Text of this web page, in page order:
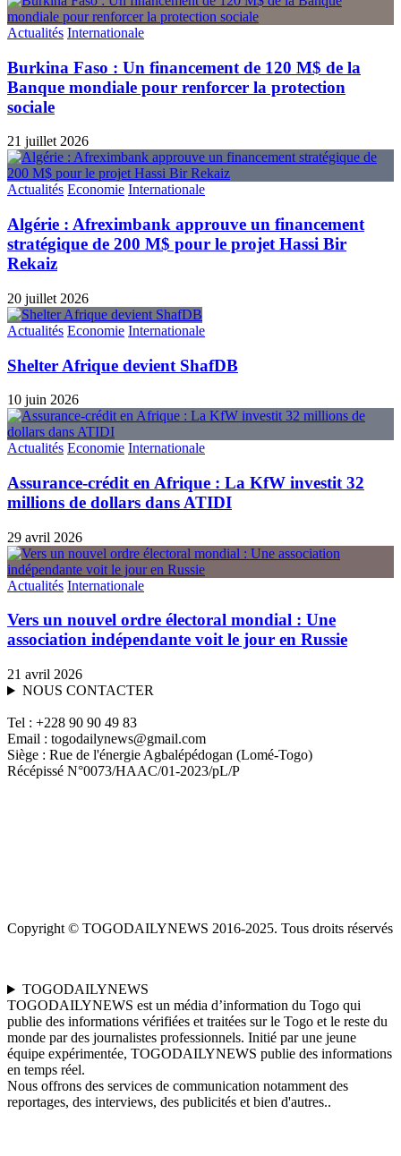
Actualités Internationale
Burkina Faso : Un financement de 120 M$ de la
Banque mondiale pour renforcer la protection
sociale
21 juillet 2026
Actualités Economie Internationale
Algérie : Afreximbank approuve un financement
stratégique de 200 M$ pour le projet Hassi Bir
Rekaiz
20 juillet 2026
Actualités Economie Internationale
Shelter Afrique devient ShafDB
10 juin 2026
Actualités Economie Internationale
Assurance-crédit en Afrique : La KfW investit 32
millions de dollars dans ATIDI
29 avril 2026
Actualités Internationale
Vers un nouvel ordre électoral mondial : Une
association indépendante voit le jour en Russie
21 avril 2026
NOUS CONTACTER
Tel : +228 90 90 49 83
Email : togodailynews@gmail.com
Siège : Rue de l'énergie Agbalépédogan (Lomé-Togo)
Récépissé N°0073/HAAC/01-2023/pL/P
Copyright © TOGODAILYNEWS 2016-2025. Tous droits réservés
TOGODAILYNEWS
TOGODAILYNEWS est un média d’information du Togo qui
publie des informations vérifiées et traitées sur le Togo et le reste du
monde par des journalistes professionnels. Initié par une jeune
équipe expérimentée, TOGODAILYNEWS publie des informations
en temps réel.
Nous offrons des services de communication notamment des
reportages, des interviews, des publicités et bien d'autres..